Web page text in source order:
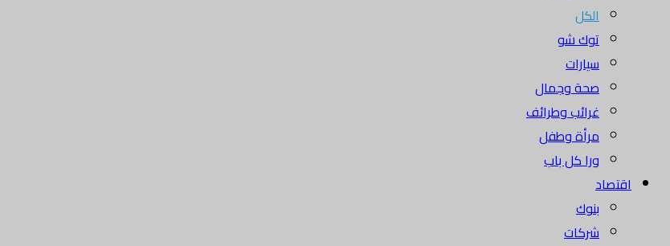
الكل
توك شو
سيارات
صحة وجمال
غرائب وطرائف
مرأة وطفل
ورا كل باب
اقتصاد
بنوك
شركات